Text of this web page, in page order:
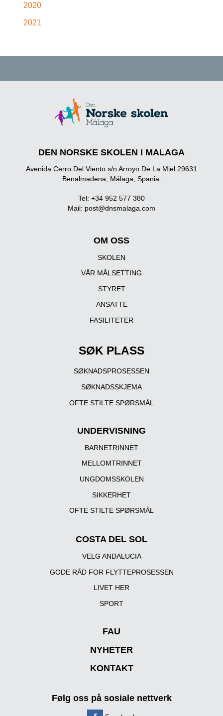
2020
2021
DEN NORSKE SKOLEN I MALAGA
Avenida Cerro Del Viento s/n Arroyo De La Miel 29631
Benalmadena, Málaga, Spania.
Tel: +34 952 577 380
Mail: post@dnsmalaga.com
OM OSS
SKOLEN
VÅR MÅLSETTING
STYRET
ANSATTE
FASILITETER
SØK PLASS
SØKNADSPROSESSEN
SØKNADSSKJEMA
OFTE STILTE SPØRSMÅL
UNDERVISNING
BARNETRINNET
MELLOMTRINNET
UNGDOMSSKOLEN
SIKKERHET
OFTE STILTE SPØRSMÅL
COSTA DEL SOL
VELG ANDALUCIA
GODE RÅD FOR FLYTTEPROSESSEN
LIVET HER
SPORT
FAU
NYHETER
KONTAKT
Følg oss på sosiale nettverk